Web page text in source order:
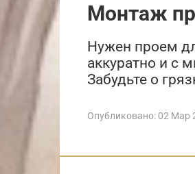
Монтаж
Нужен проем
аккуратно и с
Забудьте о
Опубликовано: 02 Мар